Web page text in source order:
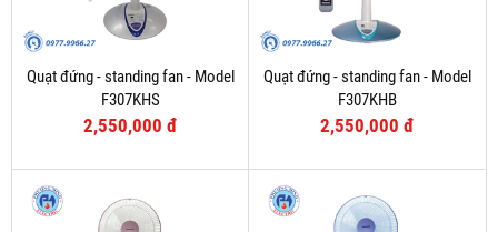
Quạt đứng - standing fan - Model
F307KHS
2,550,000 đ
Quạt đứng - standing fan - Model
F307KHB
2,550,000 đ